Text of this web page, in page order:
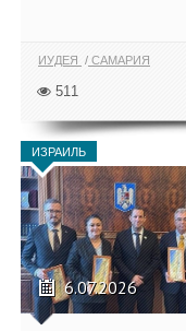
ИУДЕЯ САМАРИЯ
511
ИЗРАИЛЬ
6.07.2026